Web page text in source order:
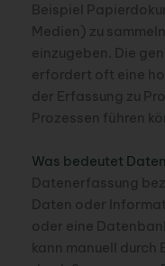
Beispiel
Medien) zu
einzugeben. Die
erfordert oft eine
der Erfassung zu
Prozessen führen
Was bedeutet
Datenerfassung
Daten oder
oder eine
kann manuell durch